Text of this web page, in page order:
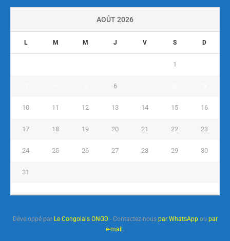
AOÛT 2026
L M M J V S D
1
6
10 11 12 13 14 15 16
17 18 19 20 21 22 23
24 25 26 27 28 29 30
31
Développé par Le Congolais ONGD- Contactez-nous par WhatsAppou par
e-mail .